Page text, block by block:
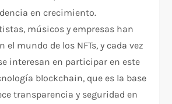
en crecimiento.
músicos y empresas han
el mundo de los NFTs, y cada vez
interesan en participar en este
blockchain, que es la base
transparencia y seguridad en